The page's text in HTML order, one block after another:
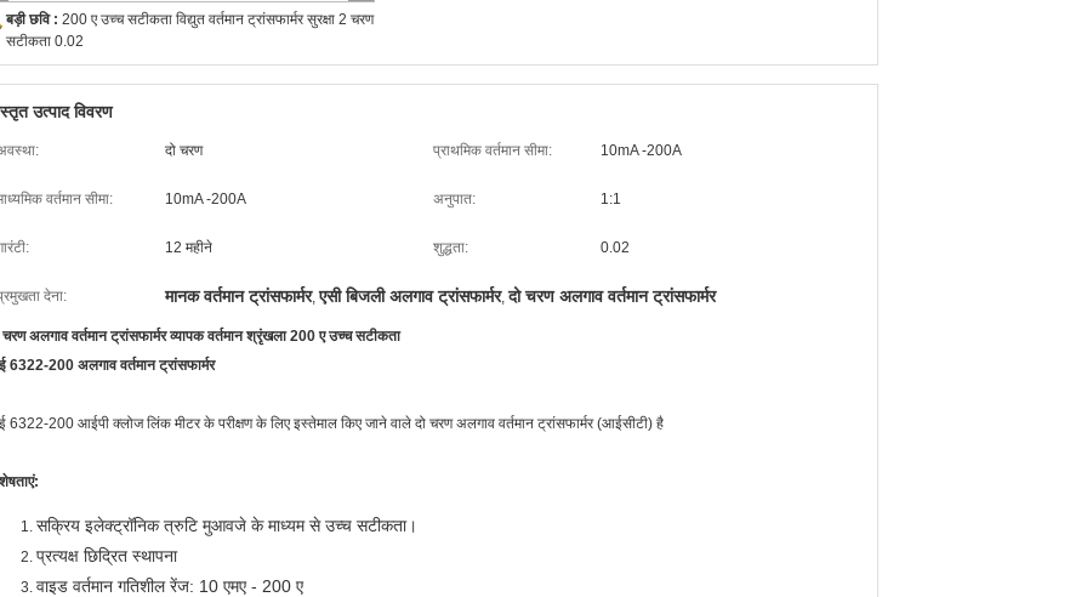
बड़ी छवि : 200 ए उच्च सटीकता विद्युत वर्तमान ट्रांसफार्मर सुरक्षा 2 चरण
सटीकता 0.02
उत्पाद विवरण
दो चरण प्राथमिक वर्तमान सीमा: 10mA -200A
वर्तमान सीमा: 10mA -200A अनुपात: 1:1
12 महीने शुद्धता: 0.02
देना: मानक वर्तमान ट्रांसफार्मर,एसी बिजली अलगाव ट्रांसफार्मर,दो चरण अलगाव वर्तमान ट्रांसफार्मर
चरण अलगाव वर्तमान ट्रांसफार्मर व्यापक वर्तमान श्रृंखला 200 ए उच्च सटीकता
6322-200 अलगाव वर्तमान ट्रांसफार्मर
6322-200 आईपी क्लोज लिंक मीटर के परीक्षण के लिए इस्तेमाल किए जाने वाले दो चरण अलगाव वर्तमान ट्रांसफार्मर (आईसीटी) है
सक्रिय इलेक्ट्रॉनिक त्रुटि मुआवजे के माध्यम से उच्च सटीकता।
प्रत्यक्ष छिद्रित स्थापना
वाइड वर्तमान गतिशील रेंज: 10 एमए - 200 ए